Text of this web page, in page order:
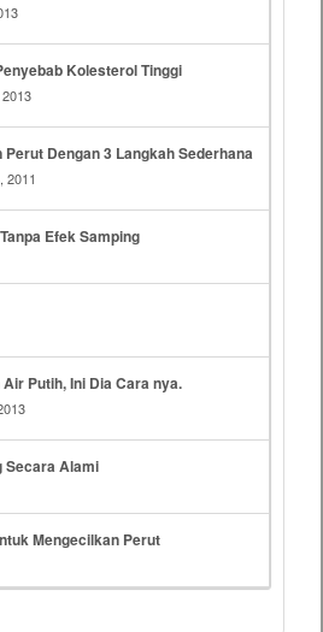
Kolesterol Tinggi
Dengan 3 Langkah Sederhana
2011
Efek Samping
Putih, Ini Dia Cara nya.
Secara Alami
Mengecilkan Perut